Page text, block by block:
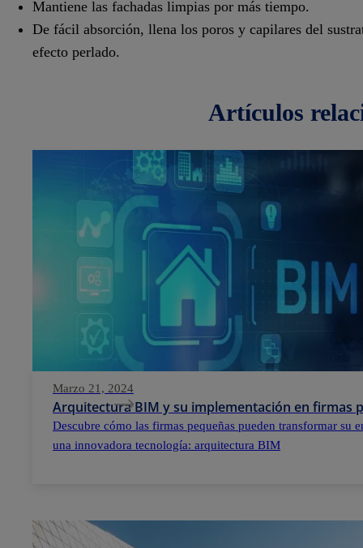
Mantiene las fachadas limpias por más tiempo.
De fácil absorción, llena los poros y capilares del
efecto perlado.
artículos
Marzo 21, 2024
Arquitectura BIM y su implementación en firmas
Descubre cómo las firmas pequeñas pueden transformar su
una innovadora tecnología: arquitectura BIM